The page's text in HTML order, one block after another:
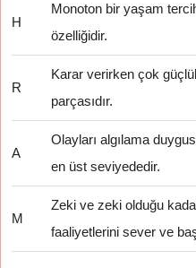
H
Monoton bir yaşam
özelliğidir.
R
Karar verirken çok
parçasıdır.
A
Olayları algılama
en üst seviyededir.
M
Zeki ve zeki olduğu
faaliyetlerini sever ve